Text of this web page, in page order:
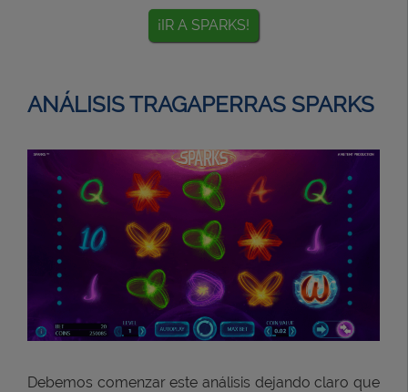
¡IR A SPARKS!
ANÁLISIS TRAGAPERRAS SPARKS
Debemos comenzar este análisis dejando claro que